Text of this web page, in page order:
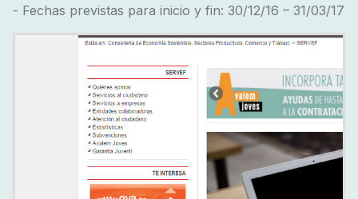
- Fechas previstas para inicio y fin: 30/12/16 – 31/03/17